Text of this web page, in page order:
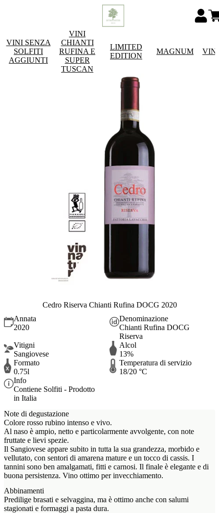
VINI SENZA
SOLFITI
AGGIUNTI
VINI
CHIANTI
RUFINA E
SUPER
TUSCAN
LIMITED
EDITION
MAGNUM
Cedro Riserva Chianti Rufina DOCG 2020
Annata
2020
Denominazione
Chianti Rufina DOCG
Riserva
Vitigni
Sangiovese
Alcol
13%
Formato
0.75l
Temperatura di servizio
18/20 °C
Info
Contiene Solfiti - Prodotto
in Italia
Note di degustazione
Colore rosso rubino intenso e vivo.
Al naso è ampio, netto e particolarmente avvolgente, con note
fruttate e lievi spezie.
Il Sangiovese appare subito in tutta la sua grandezza, morbido e
vellutato, con sentori di amarena mature e un tocco di cassis. I
tannini sono ben amalgamati, fitti e carnosi. Il finale è elegante e di
buona persistenza. Vino ottimo per invecchiamento.
Abbinamenti
Predilige brasati e selvaggina, ma è ottimo anche con salumi
stagionati e formaggi a pasta dura.